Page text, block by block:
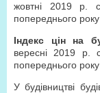
жовтні 2019 р.
попереднього
Індекс цін на
вересні 2019 р.
попереднього
У будівництві